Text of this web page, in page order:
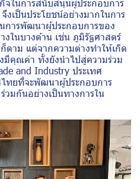
การสนับสนุนผู้ประกอบการ
งเป็นประโยชน์อย่างมากในการ
การพัฒนาผู้ประกอบการของ
งในบางด้าน เช่น ภูมิรัฐศาสตร์
ตาม แต่จากความต่างทำให้เกิด
มีคุณค่า ทั้งยังนำไปสู่ความร่วม
and Industry ประเทศ
ทยที่จะพัฒนาผู้ประกอบการ
วมกันอย่างเป็นทางการใน